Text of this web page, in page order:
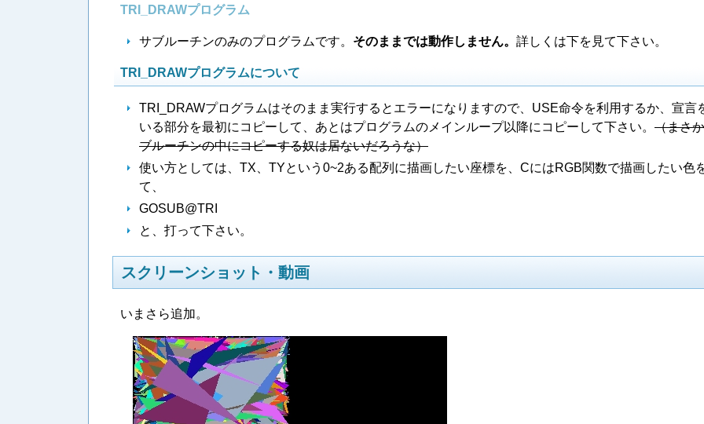
TRI_DRAWプログラム
サブルーチンのみのプログラムです。 そのままでは動作しません。 詳しくは下を見て下さい。
TRI_DRAWプログラムについて
TRI_DRAWプログラムはそのまま実行するとエラーになりますので、USE命令を利用するか、宣言
いる部分を最初にコピーして、あとはプログラムのメインループ以降にコピーして下さい。 （まさ
ブルーチンの中にコピーする奴は居ないだろうな）
使い方としては、TX、TYという0~2ある配列に描画したい座標を、CにはRGB関数で描画したい色
て、
GOSUB@TRI
と、打って下さい。
スクリーンショット・動画
いまさら追加。